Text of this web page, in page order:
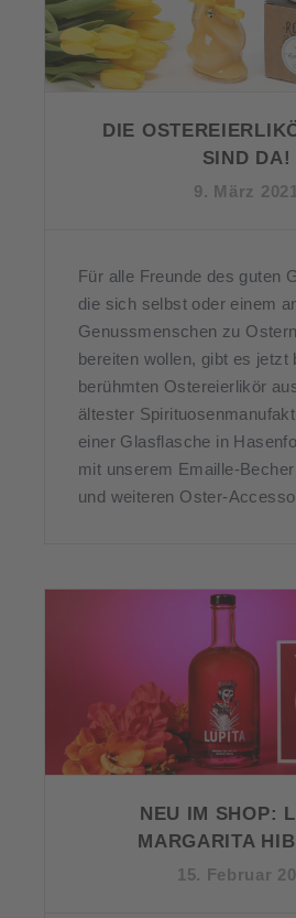
DIE
SIND DA!
9. März 2021
Für alle Freunde des guten
die sich selbst oder einem
Genussmenschen zu
bereiten wollen, gibt es jetzt
berühmten Ostereierlikör
ältester
einer Glasflasche in
mit unserem Emaille-
und weiteren Oster-
NEU IM SHOP:
MARGARITA
15. Februar